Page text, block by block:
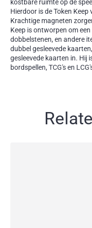
kostbare ruimte op de
Hierdoor is de Token
Krachtige magneten
Keep is ontworpen om
dobbelstenen, en andere
dubbel gesleevede
gesleevede kaarten in. Hij
bordspellen, TCG's en